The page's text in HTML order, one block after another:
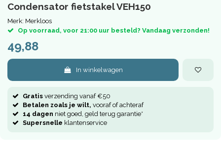
Condensator fietstakel VEH150
Merk: Merkloos
Op voorraad, voor 21:00 uur besteld? Vandaag verzonden!
49,88
In winkelwagen
Gratis verzending vanaf €50
Betalen zoals je wilt, vooraf of achteraf
14 dagen niet goed, geld terug garantie*
Supersnelle klantenservice